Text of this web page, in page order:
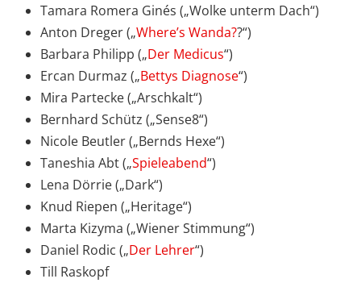
Tamara Romera Ginés („Wolke unterm Dach“)
Anton Dreger („Where’s Wanda??“)
Barbara Philipp („Der Medicus“)
Ercan Durmaz („Bettys Diagnose“)
Mira Partecke („Arschkalt“)
Bernhard Schütz („Sense8“)
Nicole Beutler („Bernds Hexe“)
Taneshia Abt („Spieleabend“)
Lena Dörrie („Dark“)
Knud Riepen („Heritage“)
Marta Kizyma („Wiener Stimmung“)
Daniel Rodic („Der Lehrer“)
Till Raskopf